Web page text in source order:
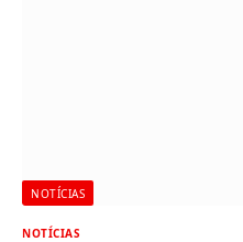
NOTÍCIAS
NOTÍCIAS